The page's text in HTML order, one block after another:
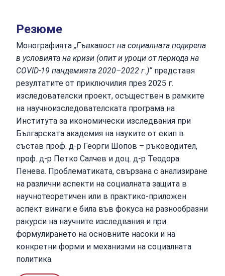
Резюме
Монографията „Гъвкавост на социалната подкрепа
в условията на кризи (опит и уроци от периода на
COVID-19 пандемията 2020–2022 г.)“представя
резултатите от приключилия през 2025 г.
изследователски проект, осъществен в рамките
на научноизследователската програма на
Института за икономически изследвания при
Българската академия на науките от екип в
състав проф. д-р Георги Шопов – ръководител,
проф. д-р Петко Салчев и доц. д-р Теодора
Пенева. Проблематиката, свързана с анализиране
на различни аспекти на социалната защита в
научнотеоретичен или в практико-приложен
аспект винаги е била във фокуса на разнообразни
ракурси на научните изследвания и при
формулирането на основните насоки и на
конкретни форми и механизми на социалната
политика.